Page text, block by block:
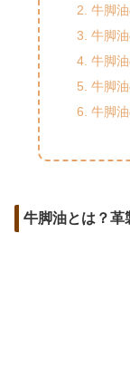
牛脚
牛脚
牛脚
牛脚
牛脚
牛脚油とは？革